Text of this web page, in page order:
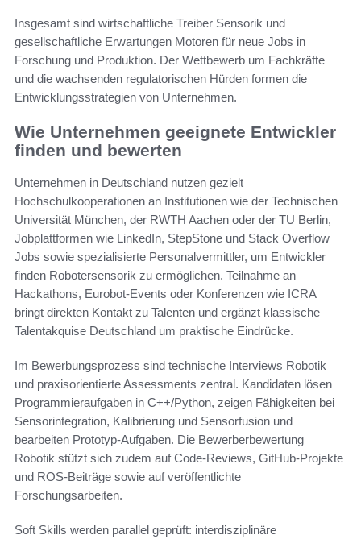
Insgesamt sind wirtschaftliche Treiber Sensorik und
gesellschaftliche Erwartungen Motoren für neue Jobs in
Forschung und Produktion. Der Wettbewerb um Fachkräfte
und die wachsenden regulatorischen Hürden formen die
Entwicklungsstrategien von Unternehmen.
Wie Unternehmen geeignete Entwickler
finden und bewerten
Unternehmen in Deutschland nutzen gezielt
Hochschulkooperationen an Institutionen wie der Technischen
Universität München, der RWTH Aachen oder der TU Berlin,
Jobplattformen wie LinkedIn, StepStone und Stack Overflow
Jobs sowie spezialisierte Personalvermittler, um Entwickler
finden Robotersensorik zu ermöglichen. Teilnahme an
Hackathons, Eurobot-Events oder Konferenzen wie ICRA
bringt direkten Kontakt zu Talenten und ergänzt klassische
Talentakquise Deutschland um praktische Eindrücke.
Im Bewerbungsprozess sind technische Interviews Robotik
und praxisorientierte Assessments zentral. Kandidaten lösen
Programmieraufgaben in C++/Python, zeigen Fähigkeiten bei
Sensorintegration, Kalibrierung und Sensorfusion und
bearbeiten Prototyp-Aufgaben. Die Bewerberbewertung
Robotik stützt sich zudem auf Code-Reviews, GitHub‑Projekte
und ROS-Beiträge sowie auf veröffentlichte
Forschungsarbeiten.
Soft Skills werden parallel geprüft: interdisziplinäre